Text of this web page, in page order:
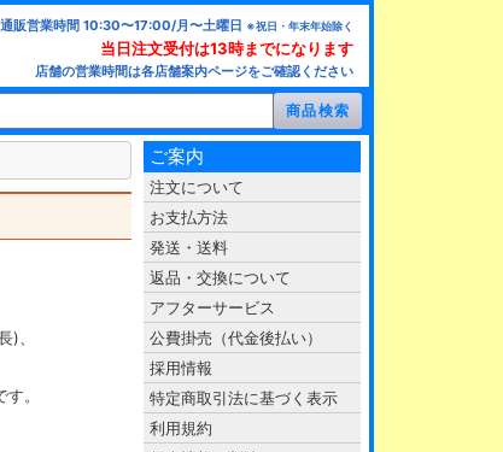
通販営業時間 10:30〜17:00/月〜土曜日 ※祝日・年末年始除く
当日注文受付は13時までになります
店舗の営業時間は各店舗案内ページをご確認ください
)、
。
ご案内
注文について
お支払方法
発送・送料
返品・交換について
アフターサービス
公費掛売（代金後払い）
採用情報
特定商取引法に基づく表示
利用規約